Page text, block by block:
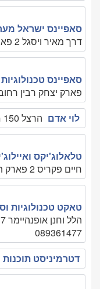
סאפיינס ישראל
דרך מאיר ויסגל 2 פארק המדע רחובות , 089382777
סאפיינס טכנולוגיות (1982)
פארק יצחק רבין רחובות ,
לוי אדם הרצל 150 רחובות , 086237445
טלאלוג'יקס
חיים פקריס 2 פארק תמר רחובות , 089471212
טאקט טכנולוגיות
089361477
דטרמיניסט תוכנות